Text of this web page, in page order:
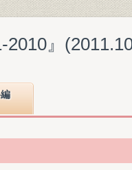
』